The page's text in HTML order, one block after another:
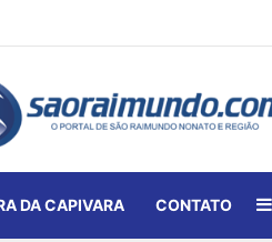
DA CAPIVARA CONTATO